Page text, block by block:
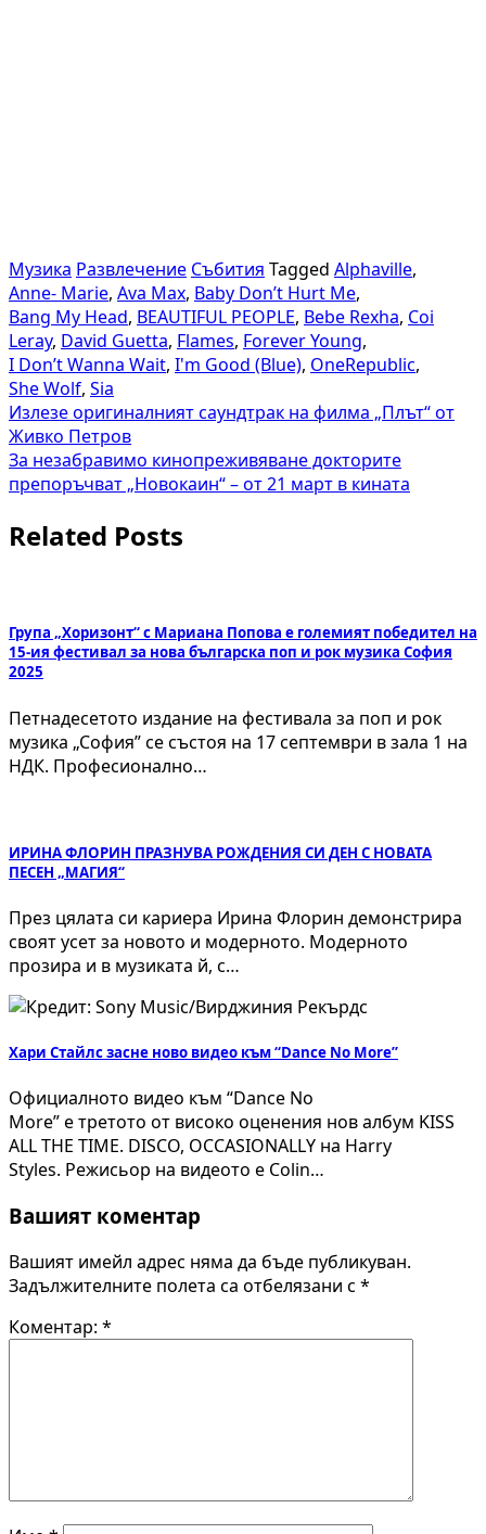
Музика Развлечение Събития Tagged Alphaville,
Anne- Marie, Ava Max, Baby Don’t Hurt Me,
Bang My Head, BEAUTIFUL PEOPLE, Bebe Rexha, Coi
Leray, David Guetta, Flames, Forever Young,
I Don’t Wanna Wait, I'm Good (Blue), OneRepublic,
She Wolf, Sia
Навигация
Излезе оригиналният саундтрак на филма „Плът“ от
Живко Петров
За незабравимо кинопреживяване докторите
препоръчват „Новокаин“ – от 21 март в кината
Related Posts
Група „Хоризонт“ с Мариана Попова е големият победител на
15-ия фестивал за нова българска поп и рок музика София
2025
Петнадесетото издание на фестивала за поп и рок
музика „София” се състоя на 17 септември в зала 1 на
НДК. Професионално…
ИРИНА ФЛОРИН ПРАЗНУВА РОЖДЕНИЯ СИ ДЕН С НОВАТА
ПЕСЕН „МАГИЯ“
През цялата си кариера Ирина Флорин демонстрира
своят усет за новото и модерното. Модерното
прозира и в музиката й, с…
Хари Стайлс засне ново видео към “Dance No More”
Официалното видео към “Dance No
More” е третото от високо оценения нов албум KISS
ALL THE TIME. DISCO, OCCASIONALLY на Harry
Styles. Режисьор на видеото е Colin…
Вашият коментар
Вашият имейл адрес няма да бъде публикуван.
Задължителните полета са отбелязани с *
Коментар: *